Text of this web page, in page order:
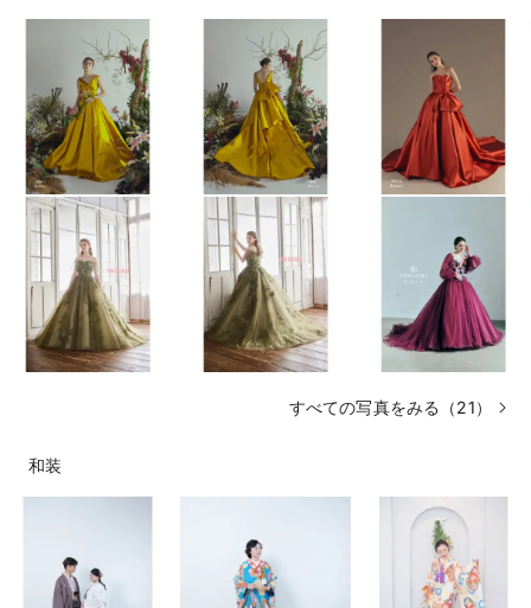
すべての写真をみる（21）
和装